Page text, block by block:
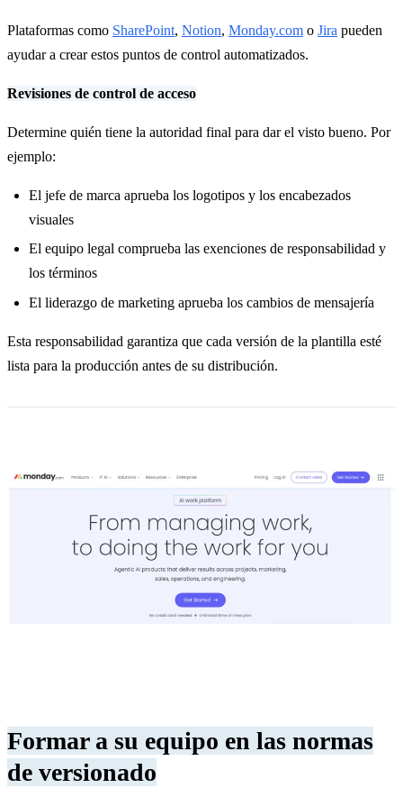
Plataformas como SharePoint, Notion, Monday.com o Jira pueden
ayudar a crear estos puntos de control automatizados.
Revisiones de control de acceso
Determine quién tiene la autoridad final para dar el visto bueno. Por
ejemplo:
El jefe de marca aprueba los logotipos y los encabezados
visuales
El equipo legal comprueba las exenciones de responsabilidad y
los términos
El liderazgo de marketing aprueba los cambios de mensajería
Esta responsabilidad garantiza que cada versión de la plantilla esté
lista para la producción antes de su distribución.
Formar a su equipo en las normas
de versionado